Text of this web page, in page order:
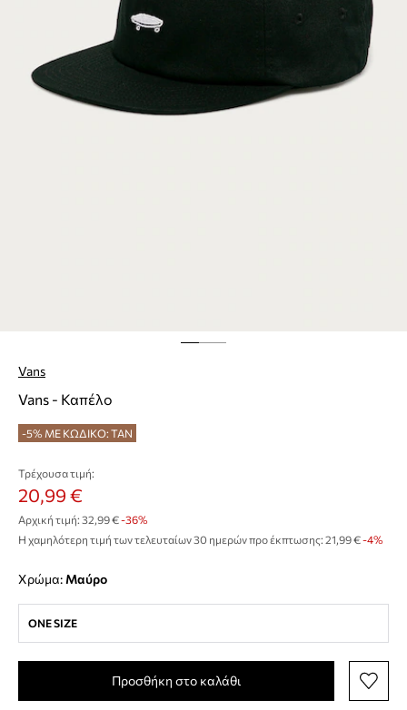
Vans
Vans - Καπέλο
-5% ΜΕ ΚΩΔΙΚΟ: TAN
Τρέχουσα τιμή:
20,99 €
Αρχική τιμή: 32,99 €-36%
Η χαμηλότερη τιμή των τελευταίων 30 ημερών προ έκπτωσης: 21,99 € -4%
Χρώμα: μαύρο
ONE SIZE
Προσθήκη στο καλάθι